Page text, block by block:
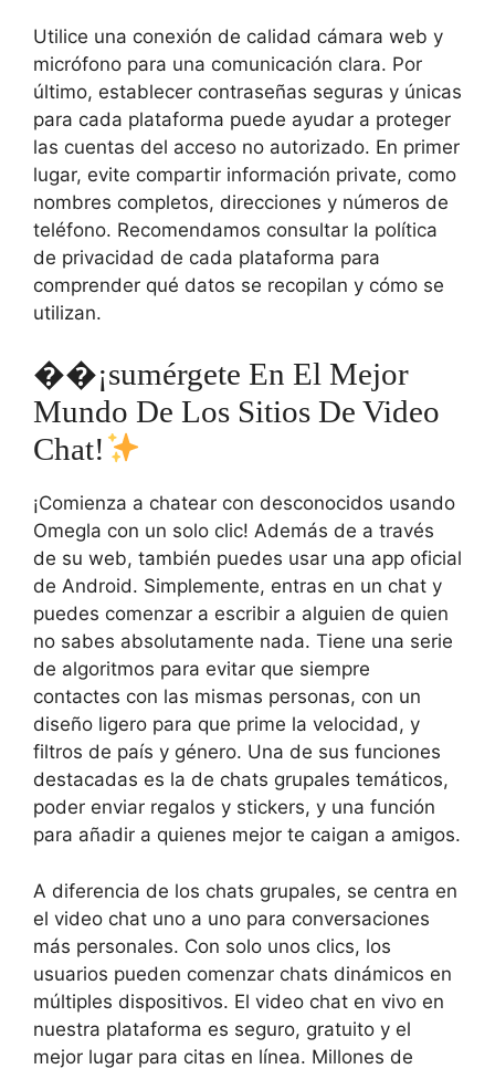
Utilice una conexión de calidad cámara web y
micrófono para una comunicación clara. Por
último, establecer contraseñas seguras y únicas
para cada plataforma puede ayudar a proteger
las cuentas del acceso no autorizado. En primer
lugar, evite compartir información private, como
nombres completos, direcciones y números de
teléfono. Recomendamos consultar la política
de privacidad de cada plataforma para
comprender qué datos se recopilan y cómo se
utilizan.
��¡sumérgete En El Mejor
Mundo De Los Sitios De Video
Chat!
¡Comienza a chatear con desconocidos usando
Omegla con un solo clic! Además de a través
de su web, también puedes usar una app oficial
de Android. Simplemente, entras en un chat y
puedes comenzar a escribir a alguien de quien
no sabes absolutamente nada. Tiene una serie
de algoritmos para evitar que siempre
contactes con las mismas personas, con un
diseño ligero para que prime la velocidad, y
filtros de país y género. Una de sus funciones
destacadas es la de chats grupales temáticos,
poder enviar regalos y stickers, y una función
para añadir a quienes mejor te caigan a amigos.
A diferencia de los chats grupales, se centra en
el video chat uno a uno para conversaciones
más personales. Con solo unos clics, los
usuarios pueden comenzar chats dinámicos en
múltiples dispositivos. El video chat en vivo en
nuestra plataforma es seguro, gratuito y el
mejor lugar para citas en línea. Millones de